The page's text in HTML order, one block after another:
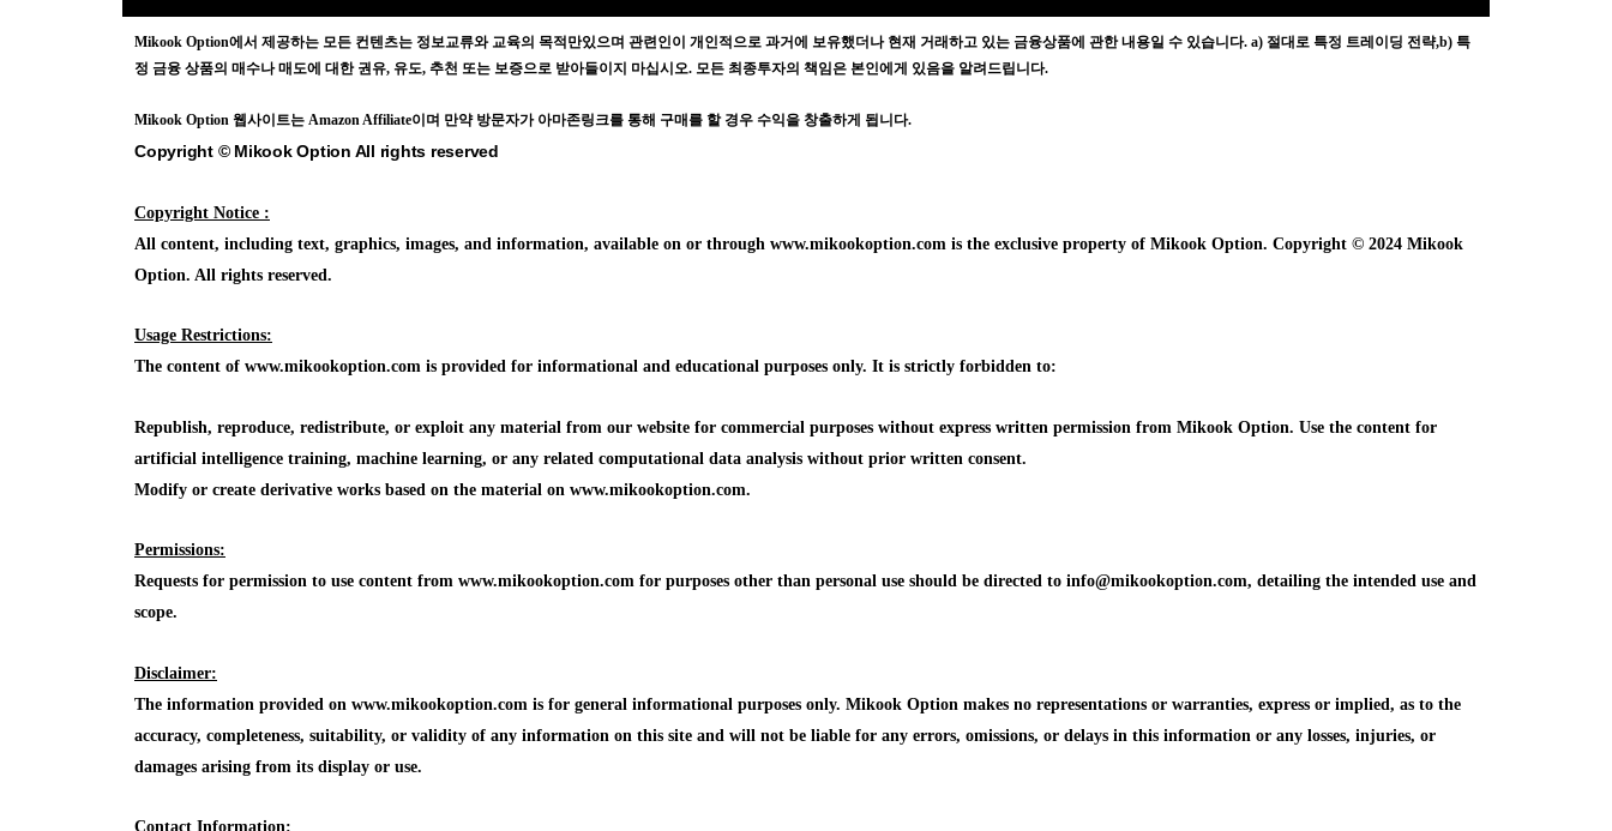
Mikook Option에서 제공하는 모든 컨텐츠는 정보교류와 교육의 목적만있으며 관련인이 개인적으로 과거에 보유했더나 현재 거래하고 있는 금융상품에 관한 내용일 수 있습니다. a) 절대로 특정 트레이딩 전략,b) 특
정 금융 상품의 매수나 매도에 대한 권유, 유도, 추천 또는 보증으로 받아들이지 마십시오. 모든 최종투자의 책임은 본인에게 있음을 알려드립니다.
Mikook Option 웹사이트는 Amazon Affiliate이며 만약 방문자가 아마존링크를 통해 구매를 할 경우 수익을 창출하게 됩니다.
Copyright © Mikook Option All rights reserved
Copyright Notice :
All content, including text, graphics, images, and information, available on or through www.mikookoption.com is the exclusive property of Mikook Option. Copyright © 2024 Mikook
Option. All rights reserved.
Usage Restrictions:
The content of www.mikookoption.com is provided for informational and educational purposes only. It is strictly forbidden to:
Republish, reproduce, redistribute, or exploit any material from our website for commercial purposes without express written permission from Mikook Option. Use the content for
artificial intelligence training, machine learning, or any related computational data analysis without prior written consent.
Modify or create derivative works based on the material on www.mikookoption.com.
Permissions:
Requests for permission to use content from www.mikookoption.com for purposes other than personal use should be directed to info@mikookoption.com, detailing the intended use and
scope.
Disclaimer:
The information provided on www.mikookoption.com is for general informational purposes only. Mikook Option makes no representations or warranties, express or implied, as to the
accuracy, completeness, suitability, or validity of any information on this site and will not be liable for any errors, omissions, or delays in this information or any losses, injuries, or
damages arising from its display or use.
Contact Information: